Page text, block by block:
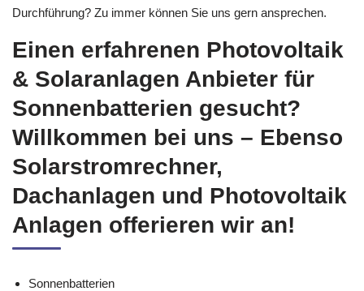
Durchführung? Zu immer können Sie uns gern ansprechen.
Einen erfahrenen Photovoltaik
& Solaranlagen Anbieter für
Sonnenbatterien gesucht?
Willkommen bei uns – Ebenso
Solarstromrechner,
Dachanlagen und Photovoltaik
Anlagen offerieren wir an!
Sonnenbatterien